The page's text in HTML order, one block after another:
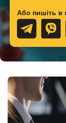
Або пишіть в